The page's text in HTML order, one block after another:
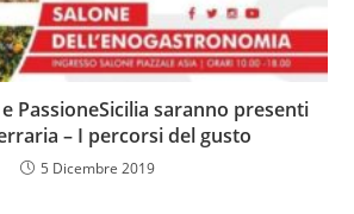
PassioneSicilia saranno presenti
– I percorsi del gusto
5 Dicembre 2019